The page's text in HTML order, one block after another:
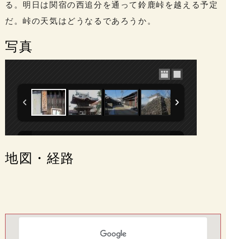
る。明日は関宿の西追分を通って鈴鹿峠を越える予定
だ。峠の天気はどうなるであろうか。
写真
地図・経路